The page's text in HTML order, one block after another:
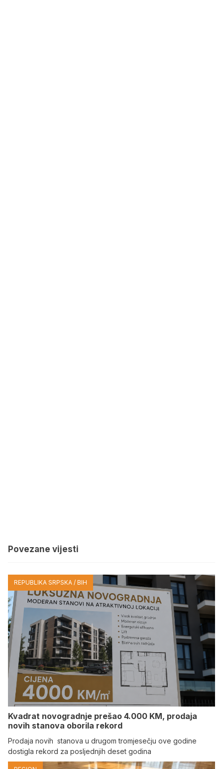
Povezane vijesti
REPUBLIKA SRPSKA / BIH
Kvadrat novogradnje prešao 4.000 KM, prodaja
novih stanova oborila rekord
Prodaja novih stanova u drugom tromjesečju ove godine
dostigla rekord za posljednjih deset godina